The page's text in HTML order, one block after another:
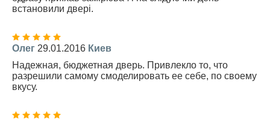
встановили двері.
Олег 29.01.2016 Киев
Надежная, бюджетная дверь. Привлекло то, что
разрешили самому смоделировать ее себе, по своему
вкусу.